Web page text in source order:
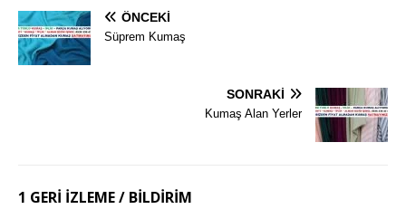
ÖNCEKI
Süprem Kumaş
SONRAKI
Kumaş Alan Yerler
1 GERI IZLEME / BILDIRIM